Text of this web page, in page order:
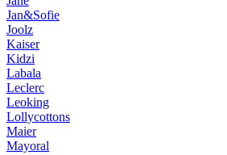
Jan&Sofie
Joolz
Kaiser
Kidzi
Labala
Leclerc
Leoking
Lollycottons
Maier
Mayoral